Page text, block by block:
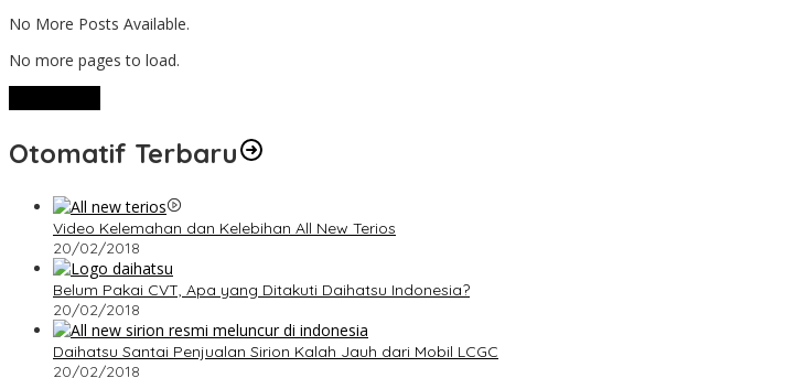
No More Posts Available.
No more pages to load.
Otomatif Terbaru
Video Kelemahan dan Kelebihan All New Terios
20/02/2018
Belum Pakai CVT, Apa yang Ditakuti Daihatsu Indonesia?
20/02/2018
Daihatsu Santai Penjualan Sirion Kalah Jauh dari Mobil LCGC
20/02/2018